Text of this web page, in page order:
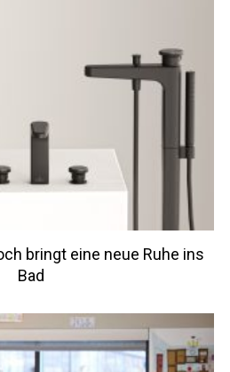
bringt eine neue Ruhe ins
Bad